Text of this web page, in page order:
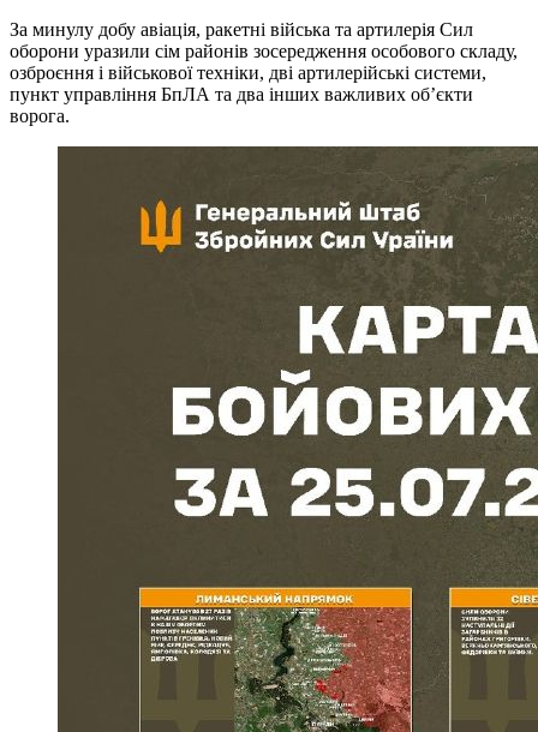
За минулу добу авіація, ракетні війська та артилерія Сил
оборони уразили сім районів зосередження особового складу,
озброєння і військової техніки, дві артилерійські системи,
пункт управління БпЛА та два інших важливих об’єкти
ворога.